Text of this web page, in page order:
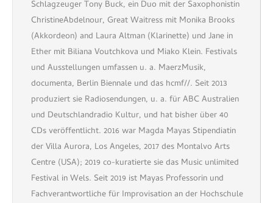
Schlagzeuger Tony Buck, ein Duo mit der Saxophonistin
ChristineAbdelnour, Great Waitress mit Monika Brooks
(Akkordeon) and Laura Altman (Klarinette) und Jane in
Ether mit Biliana Voutchkova und Miako Klein. Festivals
und Ausstellungen umfassen u. a. MaerzMusik,
documenta, Berlin Biennale und das hcmf//. Seit 2013
produziert sie Radiosendungen, u. a. für ABC Australien
und Deutschlandradio Kultur, und hat bisher über 40
CDs veröffentlicht. 2016 war Magda Mayas Stipendiatin
der Villa Aurora, Los Angeles, 2017 des Montalvo Arts
Centre (USA); 2019 co-kuratierte sie das Music unlimited
Festival in Wels. Seit 2019 ist Mayas Professorin und
Fachverantwortliche für Improvisation an der Hochschule